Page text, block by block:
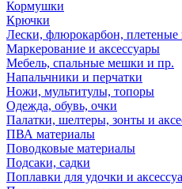
Кормушки
Крючки
Лески, флюрокарбон,
Маркерование и аксессуары
Мебель, спальные мешки и пр.
Напальчники и перчатки
Ножи, мультитулы, топоры
Одежда, обувь, очки
Палатки, шелтеры, зонты и
ПВА материалы
Поводковые материалы
Подсаки, садки
Поплавки для удочки и